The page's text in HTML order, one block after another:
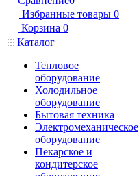
Избранные товары 0
Корзина 0
Каталог
Тепловое
оборудование
Холодильное
оборудование
Бытовая техника
Электромеханическое
оборудование
Пекарское и
кондитерское